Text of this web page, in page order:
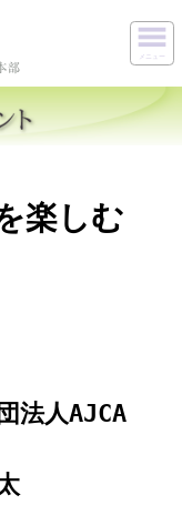
メニュー
楽しむ
法人AJCA